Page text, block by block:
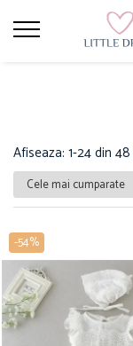
Afiseaza: 1-24din 48
-54%